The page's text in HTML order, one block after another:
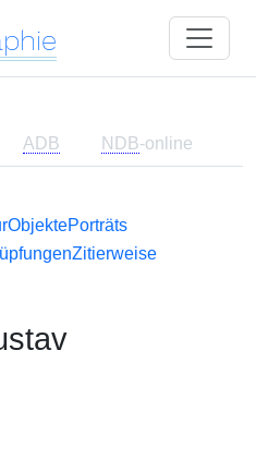
ADB NDB-online
ObjektePorträts
Zitierweise